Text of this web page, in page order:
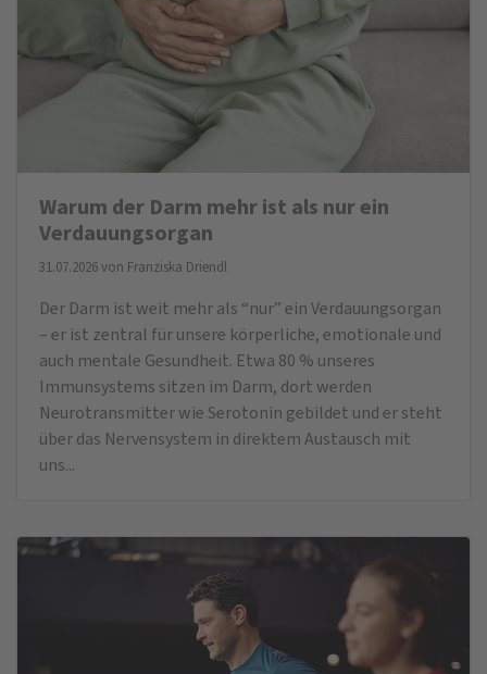
Warum der Darm mehr ist als nur ein
Verdauungsorgan
31.07.2026 von Franziska Driendl
Der Darm ist weit mehr als “nur” ein Verdauungsorgan
– er ist zentral für unsere körperliche, emotionale und
auch mentale Gesundheit. Etwa 80 % unseres
Immunsystems sitzen im Darm, dort werden
Neurotransmitter wie Serotonin gebildet und er steht
über das Nervensystem in direktem Austausch mit
uns...